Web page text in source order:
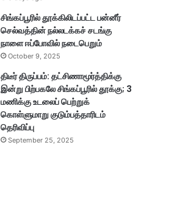
சிங்கப்பூரில் தூக்கிலிடப்பட்ட பன்னீர்
செல்வத்தின் நல்லடக்கச் சடங்கு
நாளை ஈப்போவில் நடைபெறும்
October 9, 2025
திடீர் திருப்பம்: தட்சிணாமூர்த்திக்கு
இன்று பிற்பகலே சிங்கப்பூரில் தூக்கு; 3
மணிக்கு உடலைப் பெற்றுக்
கொள்ளுமாறு குடும்பத்தாரிடம்
தெரிவிப்பு
September 25, 2025